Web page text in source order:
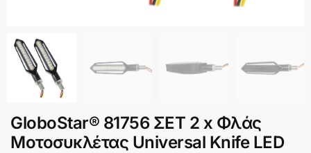
GloboStar® 81756 ΣΕΤ 2 x Φλάς
Μοτοσυκλέτας Universal Knife LED